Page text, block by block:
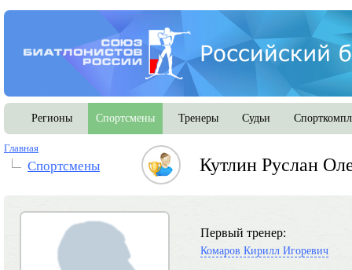
Регионы Спортсмены Тренеры Судьи
Главная
Спортсмены Кутлин Руслан
Первый тренер:
Комаров Кирилл Игоревич